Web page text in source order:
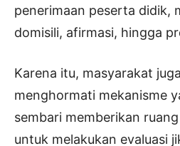
penerimaan peserta didik,
domisili, afirmasi, hingga
Karena itu, masyarakat
menghormati mekanisme
sembari memberikan
untuk melakukan evaluasi